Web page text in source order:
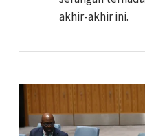
akhir-akhir ini.